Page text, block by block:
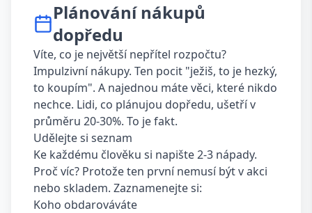
Plánování nákupů
dopředu
Víte, co je největší nepřítel rozpočtu?
Impulzivní nákupy. Ten pocit "ježiš, to je hezký,
to koupím". A najednou máte věci, které nikdo
nechce. Lidi, co plánujou dopředu, ušetří v
průměru 20-30%. To je fakt.
Udělejte si seznam
Ke každému člověku si napište 2-3 nápady.
Proč víc? Protože ten první nemusí být v akci
nebo skladem. Zaznamenejte si:
Koho obdarováváte